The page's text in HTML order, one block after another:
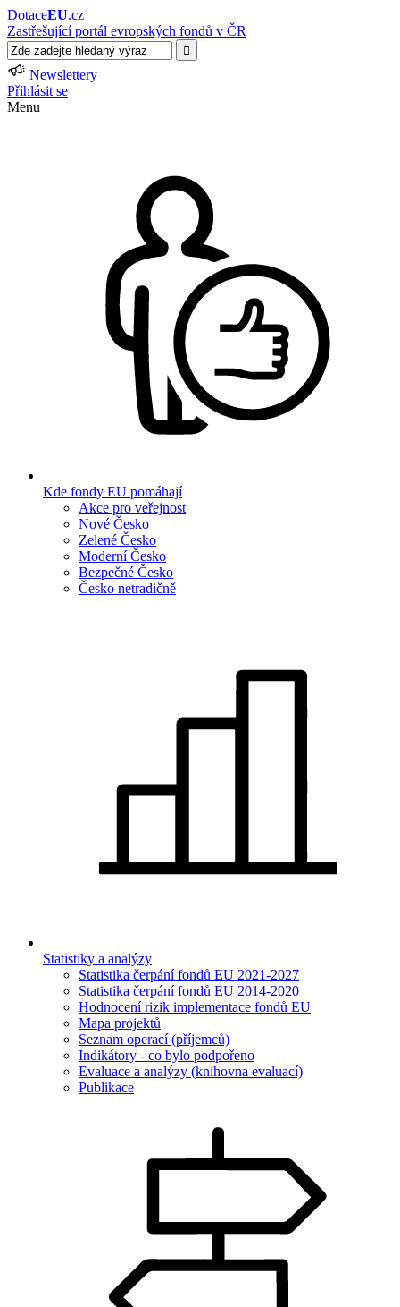
DotaceEU.cz
Zastřešující portál evropských fondů v ČR
Newslettery
Přihlásit se
Menu
Kde fondy EU pomáhají
Akce pro veřejnost
Nové Česko
Zelené Česko
Moderní Česko
Bezpečné Česko
Česko netradičně
Statistiky a analýzy
Statistika čerpání fondů EU 2021-2027
Statistika čerpání fondů EU 2014-2020
Hodnocení rizik implementace fondů EU
Mapa projektů
Seznam operací (příjemců)
Indikátory - co bylo podpořeno
Evaluace a analýzy (knihovna evaluací)
Publikace